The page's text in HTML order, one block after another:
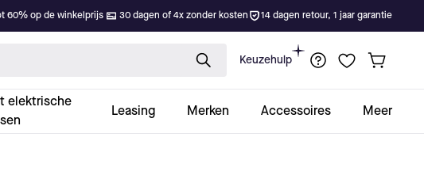
60% op de winkelprijs 30 dagen of 4x zonder kosten 14 dagen retour, 1 jaar garantie
Keuzehulp
elektrische
Leasing Merken Accessoires Meer